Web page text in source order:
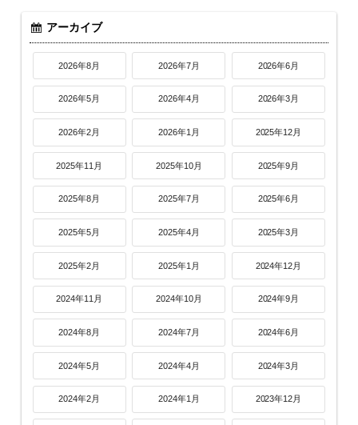
アーカイブ
2026年8月 2026年7月 2026年6月
2026年5月 2026年4月 2026年3月
2026年2月 2026年1月 2025年12月
2025年11月 2025年10月 2025年9月
2025年8月 2025年7月 2025年6月
2025年5月 2025年4月 2025年3月
2025年2月 2025年1月 2024年12月
2024年11月 2024年10月 2024年9月
2024年8月 2024年7月 2024年6月
2024年5月 2024年4月 2024年3月
2024年2月 2024年1月 2023年12月